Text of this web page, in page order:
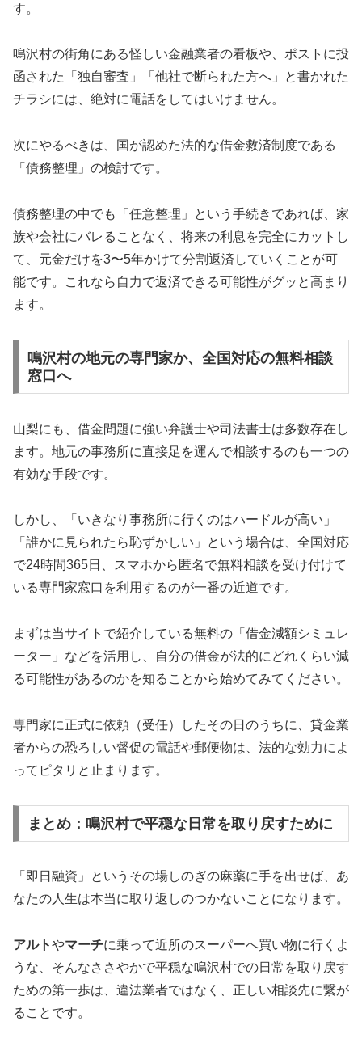
す。
鳴沢村の街角にある怪しい金融業者の看板や、ポストに投
函された「独自審査」「他社で断られた方へ」と書かれた
チラシには、絶対に電話をしてはいけません。
次にやるべきは、国が認めた法的な借金救済制度である
「債務整理」の検討です。
債務整理の中でも「任意整理」という手続きであれば、家
族や会社にバレることなく、将来の利息を完全にカットし
て、元金だけを3〜5年かけて分割返済していくことが可
能です。これなら自力で返済できる可能性がグッと高まり
ます。
鳴沢村の地元の専門家か、全国対応の無料相談
窓口へ
山梨にも、借金問題に強い弁護士や司法書士は多数存在し
ます。地元の事務所に直接足を運んで相談するのも一つの
有効な手段です。
しかし、「いきなり事務所に行くのはハードルが高い」
「誰かに見られたら恥ずかしい」という場合は、全国対応
で24時間365日、スマホから匿名で無料相談を受け付けて
いる専門家窓口を利用するのが一番の近道です。
まずは当サイトで紹介している無料の「借金減額シミュレ
ーター」などを活用し、自分の借金が法的にどれくらい減
る可能性があるのかを知ることから始めてみてください。
専門家に正式に依頼（受任）したその日のうちに、貸金業
者からの恐ろしい督促の電話や郵便物は、法的な効力によ
ってピタリと止まります。
まとめ：鳴沢村で平穏な日常を取り戻すために
「即日融資」というその場しのぎの麻薬に手を出せば、あ
なたの人生は本当に取り返しのつかないことになります。
アルトやマーチに乗って近所のスーパーへ買い物に行くよ
うな、そんなささやかで平穏な鳴沢村での日常を取り戻す
ための第一歩は、違法業者ではなく、正しい相談先に繋が
ることです。